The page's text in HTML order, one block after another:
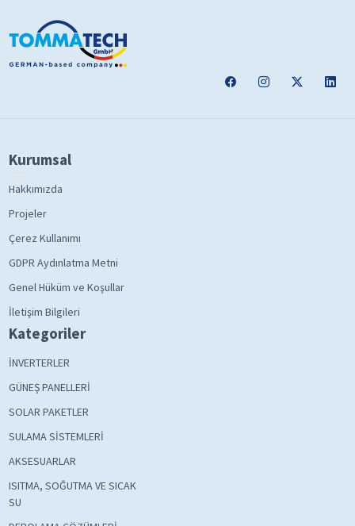
Kurumsal
Hakkımızda
Projeler
Çerez Kullanımı
GDPR Aydınlatma Metni
Genel Hüküm ve Koşullar
İletişim Bilgileri
Kategoriler
İNVERTERLER
GÜNEŞ PANELLERİ
SOLAR PAKETLER
SULAMA SİSTEMLERİ
AKSESUARLAR
ISITMA, SOĞUTMA VE SICAK
SU